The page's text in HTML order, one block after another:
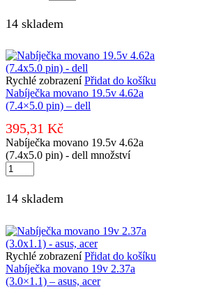
14 skladem
Rychlé zobrazení Přidat do košíku
Nabíječka movano 19.5v 4.62a
(7.4×5.0 pin) – dell
395,31 Kč
Nabíječka movano 19.5v 4.62a
(7.4x5.0 pin) - dell množství
14 skladem
Rychlé zobrazení Přidat do košíku
Nabíječka movano 19v 2.37a
(3.0×1.1) – asus, acer